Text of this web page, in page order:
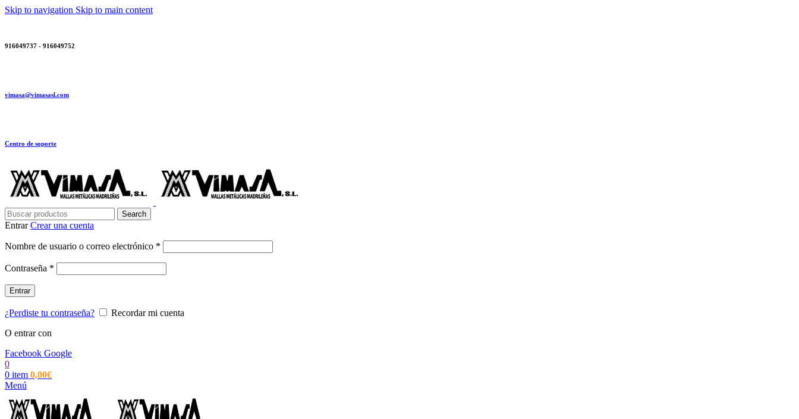
Skip to navigation Skip to main content
916049737 - 916049752
vimasa@vimasasl.com
Centro de soporte
Search
EntrarCrear una cuenta
Nombre de usuario o correo electrónico *
Contraseña *
Entrar
¿Perdiste tu contraseña?
Recordar mi cuenta
O entrar con
Facebook Google
0
0 item 0,00€
Menú